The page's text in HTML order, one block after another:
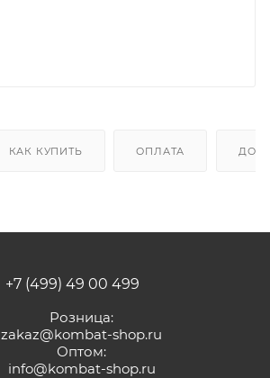
КАК КУПИТЬ ОПЛАТА
+7 (499) 49 00 499
Розница:
zakaz@kombat-shop.ru
Оптом:
info@kombat-shop.ru